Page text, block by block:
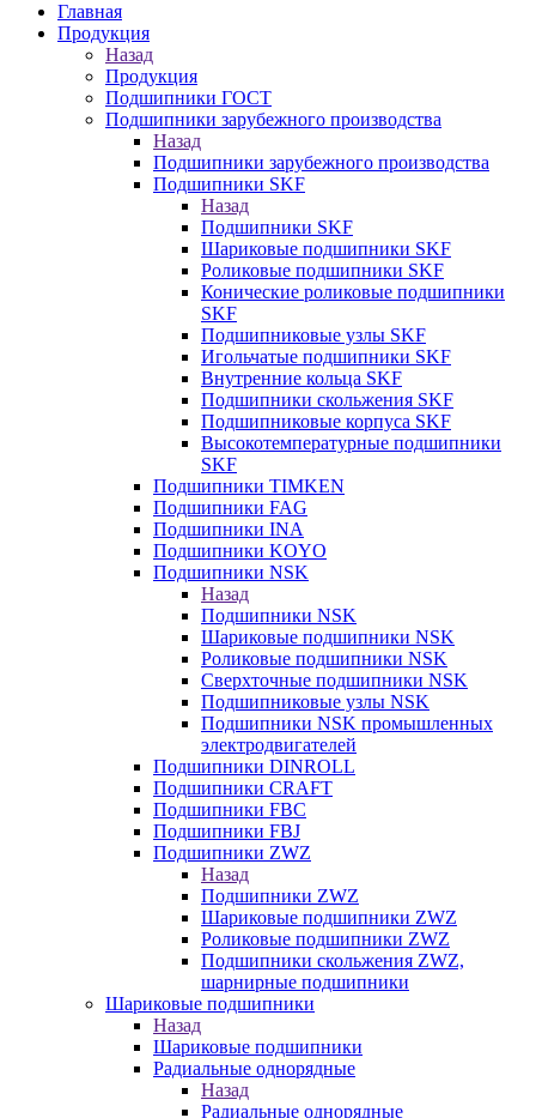
Главная
Продукция
Назад
Продукция
Подшипники ГОСТ
Подшипники зарубежного производства
Назад
Подшипники зарубежного производства
Подшипники SKF
Назад
Подшипники SKF
Шариковые подшипники SKF
Роликовые подшипники SKF
Конические роликовые подшипники
SKF
Подшипниковые узлы SKF
Игольчатые подшипники SKF
Внутренние кольца SKF
Подшипники скольжения SKF
Подшипниковые корпуса SKF
Высокотемпературные подшипники
SKF
Подшипники TIMKEN
Подшипники FAG
Подшипники INA
Подшипники KOYO
Подшипники NSK
Назад
Подшипники NSK
Шариковые подшипники NSK
Роликовые подшипники NSK
Сверхточные подшипники NSK
Подшипниковые узлы NSK
Подшипники NSK промышленных
электродвигателей
Подшипники DINROLL
Подшипники CRAFT
Подшипники FBC
Подшипники FBJ
Подшипники ZWZ
Назад
Подшипники ZWZ
Шариковые подшипники ZWZ
Роликовые подшипники ZWZ
Подшипники скольжения ZWZ,
шарнирные подшипники
Шариковые подшипники
Назад
Шариковые подшипники
Радиальные однорядные
Назад
Радиальные однорядные